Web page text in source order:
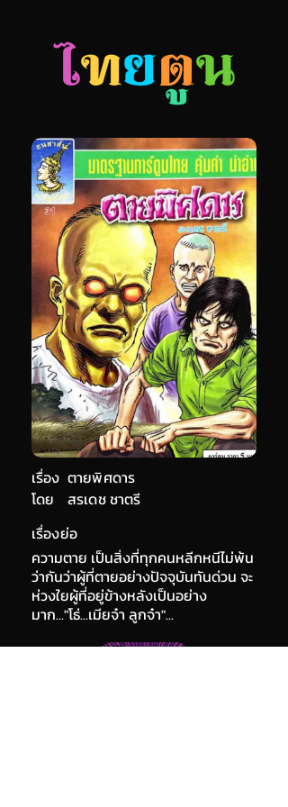
เรื่อง ตายพิศดาร
สรเดช ชาตรี
โดย
เรื่องย่อ
ความตาย เป็นสิ่งที่ทุกคนหลีกหนีไม่พ้น
ว่ากันว่าผู้ที่ตายอย่างปัจจุบันทันด่วน จะ
ห่วงใยผู้ที่อยู่ข้างหลังเป็นอย่าง
มาก..."โธ่...เมียจ๋า ลูกจ๋า"...